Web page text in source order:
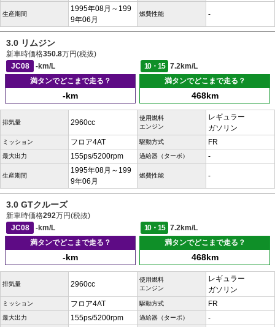
生産期間
1995年08月～199
9年06月
燃費性能 -
3.0 リムジン
新車時価格350.8万円(税抜)
JC08
-km/L 10・15
7.2km/L
満タンでどこまで走る？
-km
満タンでどこまで走る？
468km
排気量 2960cc
使用燃料
エンジン
レギュラー
ガソリン
ミッション フロア4AT 駆動方式 FR
最大出力 155ps/5200rpm 過給器（ターボ） -
生産期間
1995年08月～199
9年06月
燃費性能 -
3.0 GTクルーズ
新車時価格292万円(税抜)
JC08
-km/L 10・15
7.2km/L
満タンでどこまで走る？
-km
満タンでどこまで走る？
468km
排気量 2960cc
使用燃料
エンジン
レギュラー
ガソリン
ミッション フロア4AT 駆動方式 FR
最大出力 155ps/5200rpm 過給器（ターボ） -